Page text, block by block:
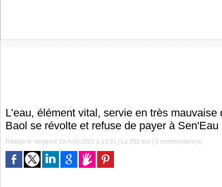
L’eau, élément vital, servie en très
Baol se révolte et refuse de payer à
Rédigé le Vendredi 28 Août 2020 à 13:31 | Lu 352 fois |0 commentaire(s)